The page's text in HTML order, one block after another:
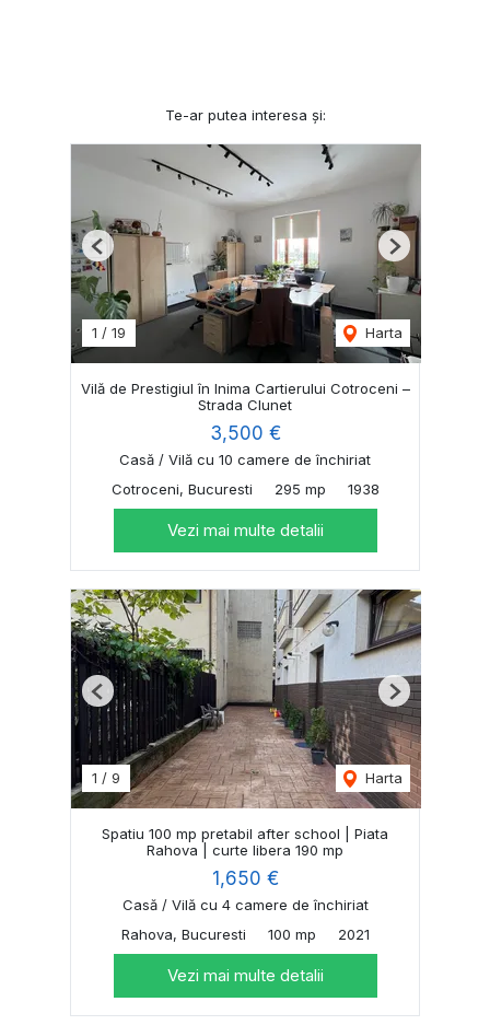
Te-ar putea interesa și:
1 / 19 Harta
Previous Next
Vilă de Prestigiul în Inima Cartierului Cotroceni –
Strada Clunet
3,500 €
Casă / Vilă cu 10 camere de închiriat
Cotroceni, Bucuresti
295 mp 1938
Vezi mai multe detalii
1 / 9 Harta
Previous Next
Spatiu 100 mp pretabil after school | Piata
Rahova | curte libera 190 mp
1,650 €
Casă / Vilă cu 4 camere de închiriat
Rahova, Bucuresti
100 mp 2021
Vezi mai multe detalii